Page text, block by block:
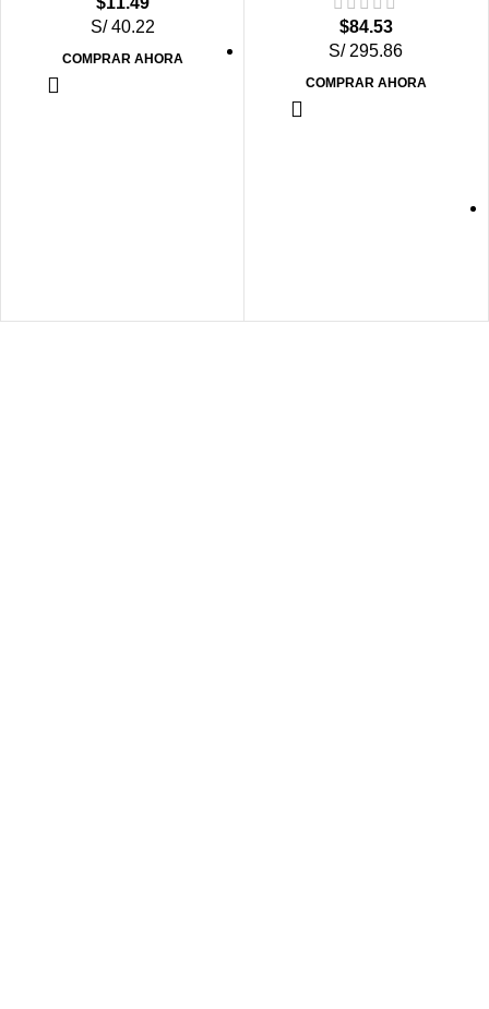
S/ 40.22
COMPRAR AHORA
$84.53
S/ 295.86
COMPRAR AHORA